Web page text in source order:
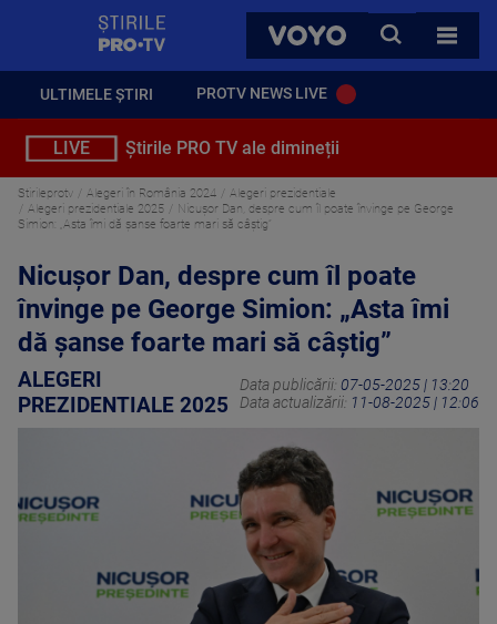
VOYO
CAUTA
TOATE
ULTIMELE ȘTIRI PROTV NEWS LIVE
LIVE Știrile PRO TV ale dimineții
Stirileprotv Alegeri în România 2024
Alegeri prezidentiale
Alegeri prezidentiale 2025
Nicușor Dan, despre cum îl poate învinge pe George
Simion: „Asta îmi dă şanse foarte mari să câştig”
Nicușor Dan, despre cum îl poate
învinge pe George Simion: „Asta îmi
dă şanse foarte mari să câştig”
ALEGERI
PREZIDENTIALE 2025
Data publicării: 07-05-2025 | 13:20
Data actualizării: 11-08-2025 | 12:06